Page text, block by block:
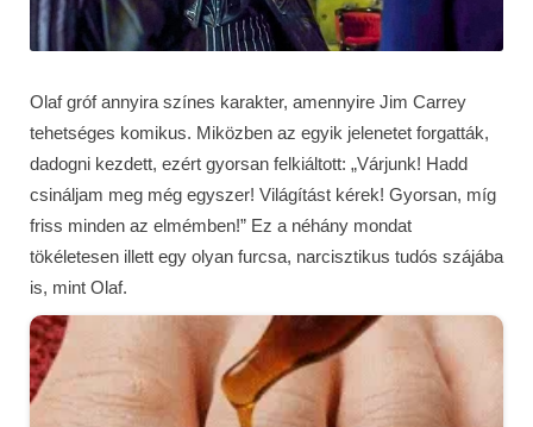
Olaf gróf annyira színes karakter, amennyire Jim Carrey
tehetséges komikus. Miközben az egyik jelenetet forgatták,
dadogni kezdett, ezért gyorsan felkiáltott: „Várjunk! Hadd
csináljam meg még egyszer! Világítást kérek! Gyorsan, míg
friss minden az elmémben!” Ez a néhány mondat
tökéletesen illett egy olyan furcsa, narcisztikus tudós szájába
is, mint Olaf.